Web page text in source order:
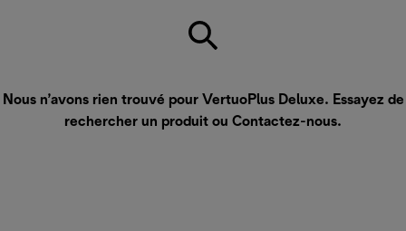
Nous n’avons rien trouvé pour VertuoPlus Deluxe. Essayez de
rechercher un produit ou Contactez-nous.